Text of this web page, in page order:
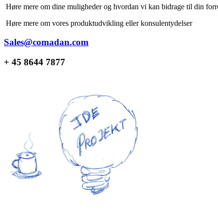
Høre mere om dine muligheder og hvordan vi kan bidrage til din
Høre mere om vores produktudvikling eller konsulentydelser
Sales@comadan.com
+ 45 8644 7877